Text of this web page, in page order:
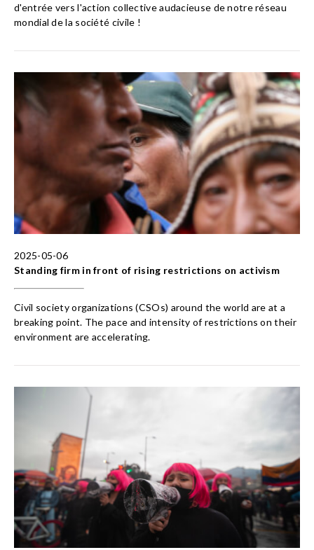
d'entrée vers l'action collective audacieuse de notre réseau
mondial de la société civile !
2025-05-06
Standing firm in front of rising restrictions on activism
Civil society organizations (CSOs) around the world are at a
breaking point. The pace and intensity of restrictions on their
environment are accelerating.